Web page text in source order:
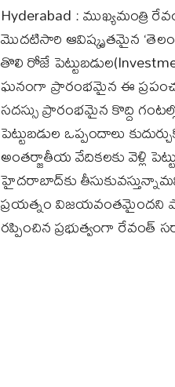
Hyderabad : ముఖ్యమంత్రి
మొదటిసారి ఆవిష్కృతమైన
తొలి రోజే
ఘనంగా ప్రారంభమైన ఈ
సదస్సు ప్రారంభమైన కొద్ది
పెట్టుబడుల ఒప్పందాలు
అంతర్జాతీయ వేదికలకు వెళ్లి
హైదరాబాద్‌కు
ప్రయత్నం విజయవంతమైందని
రప్పించిన ప్రభుత్వంగా రేవంత్